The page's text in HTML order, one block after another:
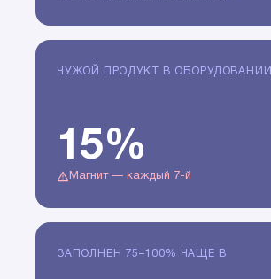
ЧУЖОЙ ПРОДУКТ В ОБОРУДОВАНИИ
15%
Магнит — каждый 7-й
ЗАПОЛНЕН 75–100% ЧАЩЕ В